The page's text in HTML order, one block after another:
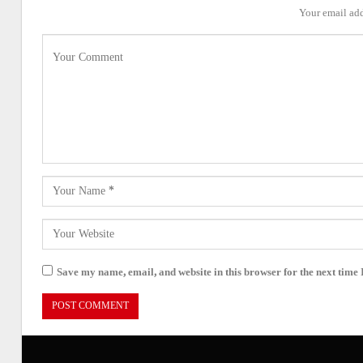
Your email
Save my name, email, and website in this browser for the next time